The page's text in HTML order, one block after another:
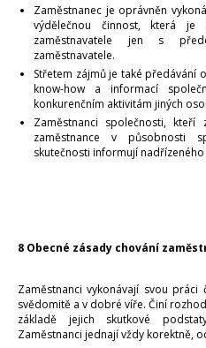
Zaměstnanec je oprávněn
výdělečnou činnost, která je
zaměstnavatele jen s
zaměstnavatele.
Střetem zájmů je také předávání
know-how a informací
konkurenčním aktivitám jiných
Zaměstnanci společnosti, kteří
zaměstnance v působnosti
skutečnosti informují
8 Obecné zásady chování
Zaměstnanci vykonávají svou
svědomitě a v dobré víře. Činí
základě jejich skutkové
Zaměstnanci jednají vždy korektně,